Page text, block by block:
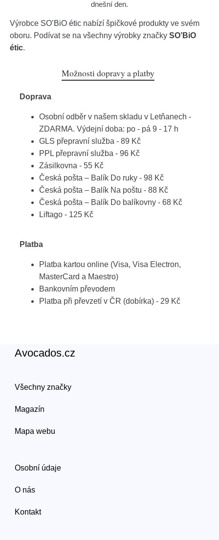
dnešní den.
Výrobce SO’BiO étic nabízí špičkové produkty ve svém
oboru. Podívat se na všechny výrobky značky SO’BiO
étic.
Možnosti dopravy a platby
Doprava
Osobní odběr v našem skladu v Letňanech -
ZDARMA. Výdejní doba: po - pá 9 - 17 h
GLS přepravní služba - 89 Kč
PPL přepravní služba - 96 Kč
Zásilkovna - 55 Kč
Česká pošta – Balík Do ruky - 98 Kč
Česká pošta – Balík Na poštu - 88 Kč
Česká pošta – Balík Do balíkovny - 68 Kč
Liftago - 125 Kč
Platba
Platba kartou online (Visa, Visa Electron,
MasterCard a Maestro)
Bankovním převodem
Platba při převzetí v ČR (dobírka) - 29 Kč
Avocados.cz
Všechny značky
Magazín
Mapa webu
Osobní údaje
O nás
Kontakt